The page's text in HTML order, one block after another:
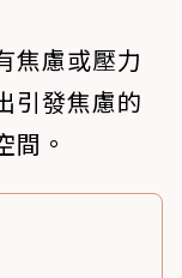
焦慮或壓力
引發焦慮的
間。